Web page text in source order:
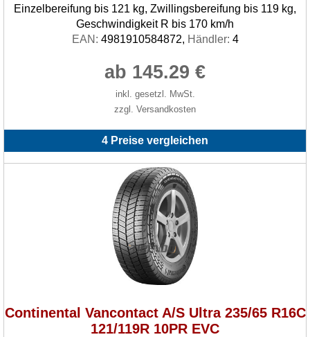
Einzelbereifung bis 121 kg, Zwillingsbereifung bis 119 kg,
Geschwindigkeit R bis 170 km/h
EAN: 4981910584872, Händler: 4
ab 145.29 €
inkl. gesetzl. MwSt.
zzgl. Versandkosten
4 Preise vergleichen
Continental Vancontact A/S Ultra 235/65 R16C
121/119R 10PR EVC